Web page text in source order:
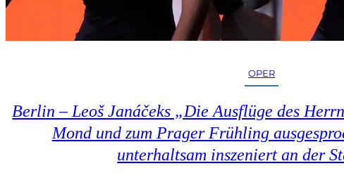
OPER
Berlin – Leoš Janáčeks „Die Ausflüge des
Mond und zum Prager Frühling
unterhaltsam inszeniert an der